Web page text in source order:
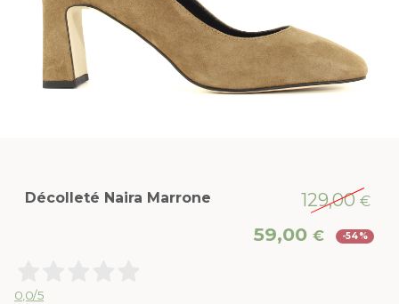
Décolleté Naira Marrone 129,00 €
prezzo
59,00 € -54%
0,0/5